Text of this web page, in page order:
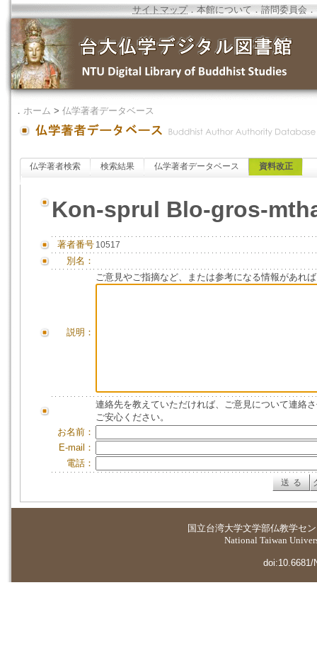
サイトマップ．本館について ．諮問委員会 ．
． ホーム > 仏学著者データベース
仏学著者検索 検索結果 仏学著者データベース 資料改正
Kon-sprul Blo-gros-
著者番号 10517
別名：
説明：
ご意見やご指摘など、または参考になる情報があれ
連絡先を教えていただければ、ご意見について連絡
ご安心ください。
お名前：
E-mail：
電話：
国立台湾大学文学部仏教学セ
National Taiwan
doi:10.6681/